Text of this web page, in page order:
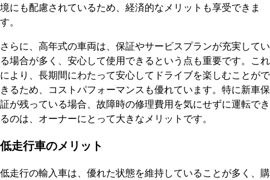
境にも配慮されているため、経済的なメリットも享受できま
す。
さらに、高年式の車両は、保証やサービスプランが充実してい
る場合が多く、安心して使用できるという点も重要です。これ
により、長期間にわたって安心してドライブを楽しむことがで
きるため、コストパフォーマンスも優れています。特に新車保
証が残っている場合、故障時の修理費用を気にせずに運転でき
るのは、オーナーにとって大きなメリットです。
低走行車のメリット
低走行の輸入車は、優れた状態を維持していることが多く、購